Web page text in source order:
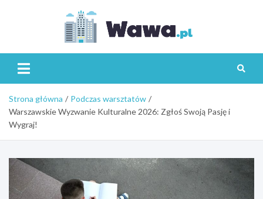
Strona główna
Podczas warsztatów
Warszawskie Wyzwanie Kulturalne 2026: Zgłoś Swoją Pasję i
Wygraj!